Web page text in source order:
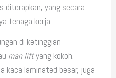
diterapkan, yang secara
tenaga kerja.
di ketinggian
man liftyang kokoh.
kaca laminated besar, juga